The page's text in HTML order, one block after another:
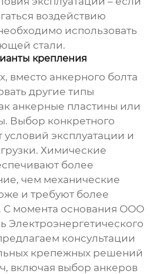
воздействию
использовать
стали.
крепления
вместо анкерного болта
другие типы
анкерные пластины или
Выбор конкретного
условий эксплуатации и
Химические
более
чем механические
и требуют более
С момента основания ООО
консультации
крепежных решений
включая выбор анкеров